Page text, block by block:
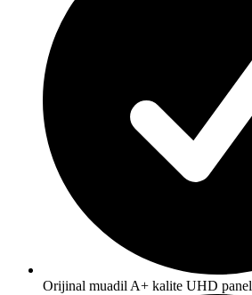
Orijinal muadil A+ kalite UHD panel